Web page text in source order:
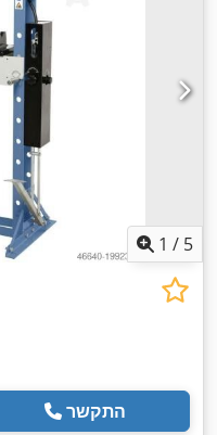
1 / 5
התקשר